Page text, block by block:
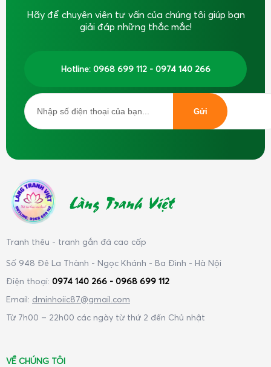
Hãy để chuyên viên tư vấn của chúng tôi giúp bạn
giải đáp những thắc mắc!
Hotline: 0968 699 112 - 0974 140 266
Làng Tranh Việt
Tranh thêu - tranh gắn đá cao cấp
Số 948 Đê La Thành - Ngọc Khánh - Ba Đình - Hà Nội
Điện thoại: 0974 140 266 - 0968 699 112
Email: dminhoiic87@gmail.com
Từ 7h00 – 22h00 các ngày từ thứ 2 đến Chủ nhật
VỀ CHÚNG TÔI